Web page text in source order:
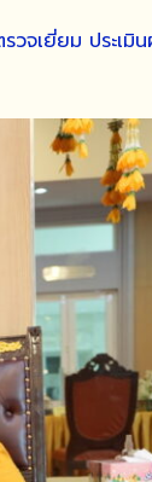
วจเยี่ยม ประเมิ